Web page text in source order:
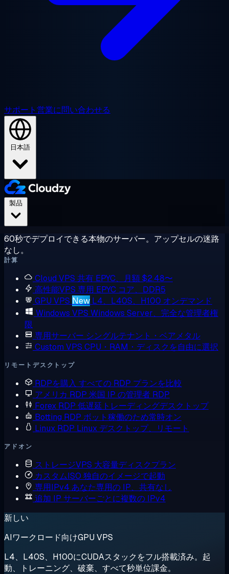
サポート営業に問い合わせる
日本語
60秒でデプロイできる本物のサーバー。アップセルの迷路
なし。
計算
Cloud VPS 共有 EPYC、月額 $2.48〜
高性能VPS 専用 EPYC コア、DDR5
GPU VPS New L4、L40S、H100 オンデマンド
Windows VPS Windows Server、完全な管理者権
限
専用サーバー シングルテナント・ベアメタル
Custom VPS CPU・RAM・ディスクを自由に選択
リモートデスクトップ
RDPを購入 すべての RDP プランを比較
アメリカ RDP 米国 IP の管理者 RDP
Forex RDP 低遅延トレーディングデスクトップ
Botting RDP ボット稼働のため常時オン
Linux RDP Linux デスクトップ、リモート
アドオン
ストレージVPS 大容量ディスクプラン
カスタムISO 独自のイメージで起動
専用IPv4 あなた専用の IP、共有なし
追加 IP サーバーごとに複数の IPv4
新しい
AIワークロード向けGPU VPS
L4、L40S、H100にCUDAスタックをフル搭載済み。起
動、トレーニング、破棄、すべて秒単位課金。